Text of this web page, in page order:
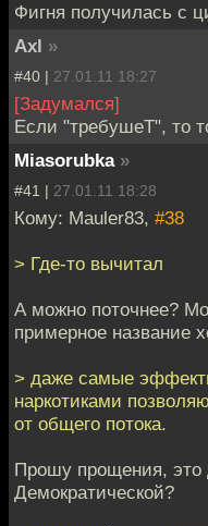
Фигня получилась с
Axl »
#40 | 27.01.11 18:27
[Задумался]
Если "требушеТ", то
Miasorubka »
#41 | 27.01.11 18:28
Кому: Mauler83, #38
> Где-то вычитал
А можно поточнее?
примерное название
> даже самые
наркотиками
от общего потока.
Прошу прощения, это
Демократической?